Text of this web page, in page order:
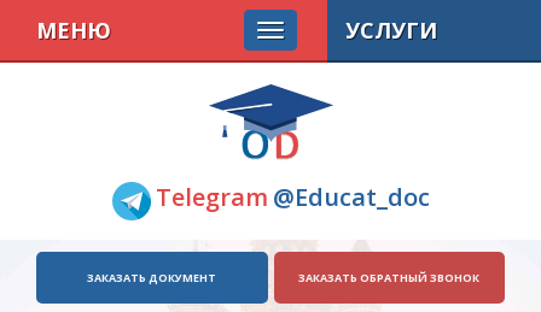
Telegram @Educat_doc
МЕНЮ
ЗАКАЗАТЬ ДОКУМЕНТ ЗАКАЗАТЬ ОБРАТНЫЙ ЗВОНОК
УСЛУГИ